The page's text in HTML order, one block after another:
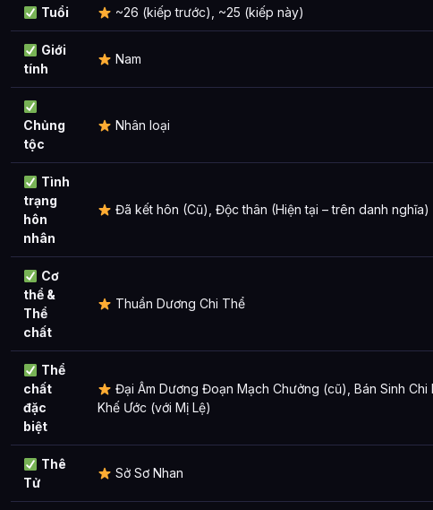
Tuổi ~26 (kiếp trước), ~25 (kiếp này)
Giới
tính
Nam
Chủng
tộc
Nhân loại
Tình
trạng
hôn
nhân
Đã kết hôn (Cũ), Độc thân (Hiện tại – trên danh nghĩa)
Cơ
thể &
Thể
chất
Thuần Dương Chi Thể
Thể
chất
đặc
biệt
Đại Âm Dương Đoạn Mạch Chưởng (cũ), Bán Sinh
Khế Ước (với Mị Lệ)
Thê
Tử
Sở Sơ Nhan